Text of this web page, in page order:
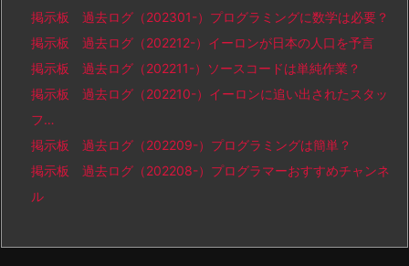
掲示板 過去ログ（202301-）プログラミングに数学は必要？
掲示板 過去ログ（202212-）イーロンが日本の人口を予言
掲示板 過去ログ（202211-）ソースコードは単純作業？
掲示板 過去ログ（202210-）イーロンに追い出されたスタッ
フ…
掲示板 過去ログ（202209-）プログラミングは簡単？
掲示板 過去ログ（202208-）プログラマーおすすめチャンネ
ル